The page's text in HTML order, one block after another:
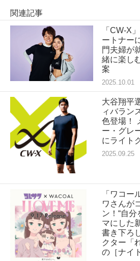
関連記事
「CW-X
ートナー
門夫婦が
緒に楽し
案
2025.10.01
大谷翔平
ィバラン
色登場！
ー・グレ
にライト
2025.09.25
「ワコー
ワさんが
ン！“自
マにした
書き下ろ
クター「
の［ナイ